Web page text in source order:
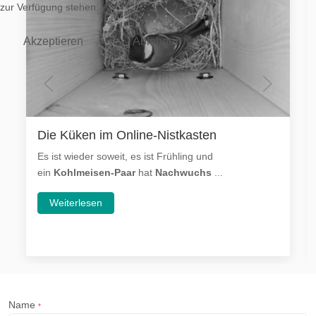
Die Küken im Online-Nistkasten
Es ist wieder soweit, es ist Frühling und
ein Kohlmeisen-Paarhat Nachwuchs
Weiterlesen
Name *
zur Verfügung stehen.
Akzeptieren Ablehnen